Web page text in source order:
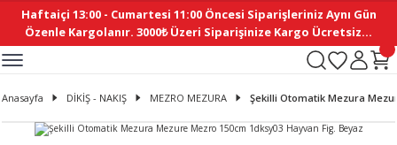
Haftaiçi 13:00 - Cumartesi 11:00 Öncesi Siparişleriniz Aynı Gün
Özenle Kargolanır. 3000₺ Üzeri Siparişinize Kargo Ücretsiz...
Geri Dön
Geri Dön
Geri Dön
Geri Dön
Geri Dön
Geri Dön
Geri Dön
Geri Dön
Geri Dön
Geri Dön
Geri Dön
Geri Dön
Geri Dön
Geri Dön
Geri Dön
AKSESUAR
Geri Dön
Geri Dön
Geri Dön
Geri Dön
Geri Dön
Geri Dön
Anasayfa DİKİŞ - NAKIŞ MEZRO MEZURA Şekilli Otomatik Mezura